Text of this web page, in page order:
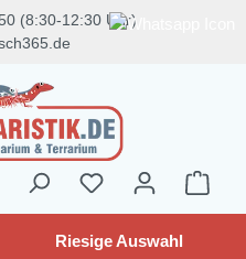
(8:30-12:30 Uhr)
Riesige Auswahl